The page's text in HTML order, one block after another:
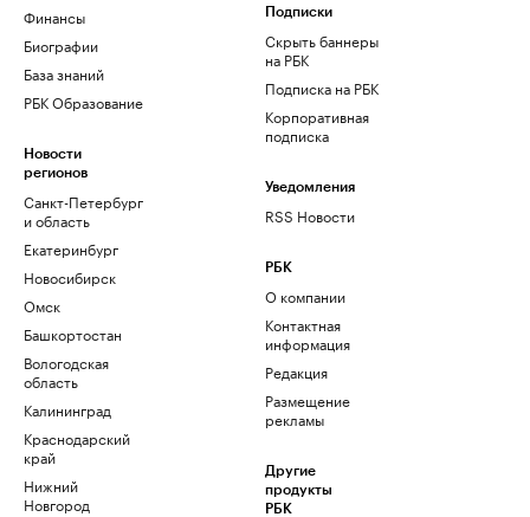
Финансы
Биографии
База знаний
РБК Образование
Новости
регионов
Санкт-Петербург
и область
Екатеринбург
Новосибирск
Омск
Башкортостан
Вологодская
область
Калининград
Краснодарский
край
Нижний
Новгород
Подписки
Скрыть баннеры
на РБК
Подписка на РБК
Корпоративная
подписка
Уведомления
RSS Новости
РБК
О компании
Контактная
информация
Редакция
Размещение
рекламы
Другие
продукты
РБК